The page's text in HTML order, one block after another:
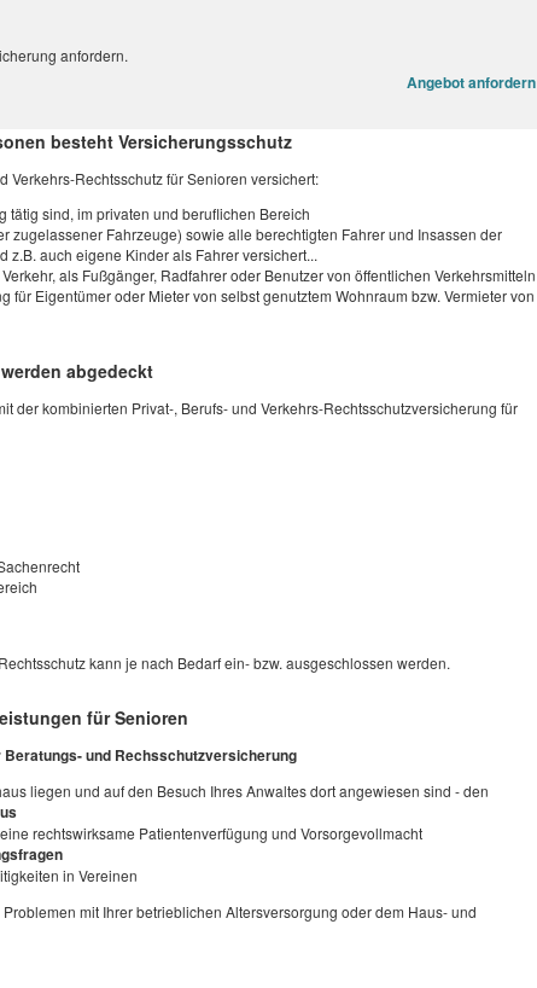
anfordern.
Angebot anfordern
besteht Versicherungsschutz
Verkehrs-Rechtsschutz für Senioren versichert:
tätig sind, im privaten und beruflichen Bereich
zugelassener Fahrzeuge) sowie alle berechtigten Fahrer und Insassen der
z.B. auch eigene Kinder als Fahrer versichert...
als Fußgänger, Radfahrer oder Benutzer von öffentlichen Verkehrsmitteln
für Eigentümer oder Mieter von selbst genutztem Wohnraum bzw. Vermieter von
abgedeckt
der kombinierten Privat-, Berufs- und Verkehrs-Rechtsschutzversicherung für
kann je nach Bedarf ein- bzw. ausgeschlossen werden.
für Senioren
und Rechsschutzversicherung
liegen und auf den Besuch Ihres Anwaltes dort angewiesen sind - den
rechtswirksame Patientenverfügung und Vorsorgevollmacht
in Vereinen
mit Ihrer betrieblichen Altersversorgung oder dem Haus- und